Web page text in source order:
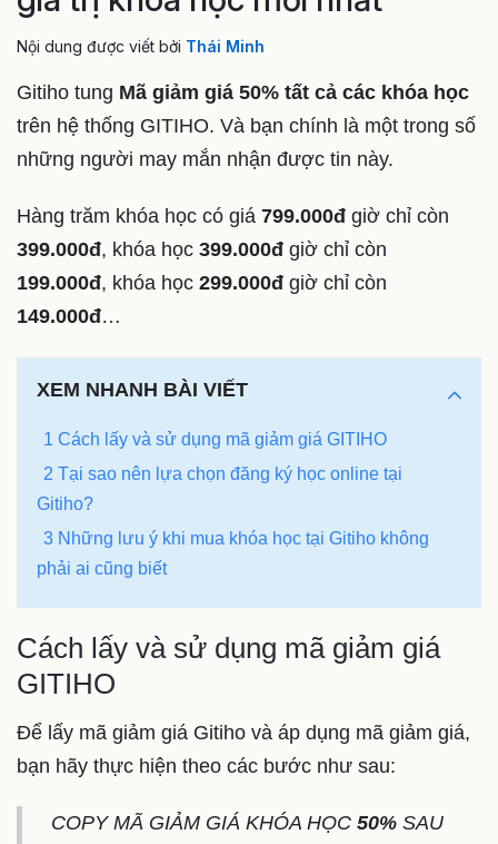
Nội dung được viết bởi Thái Minh
Gitiho tung Mã giảm giá 50% tất cả các khóa học
trên hệ thống GITIHO. Và bạn chính là một trong số
những người may mắn nhận được tin này.
Hàng trăm khóa học có giá 799.000đ giờ chỉ còn
399.000đ, khóa học 399.000đ giờ chỉ còn
199.000đ, khóa học 299.000đ giờ chỉ còn
149.000đ…
XEM NHANH BÀI VIẾT
1 Cách lấy và sử dụng mã giảm giá GITIHO
2 Tại sao nên lựa chọn đăng ký học online tại
Gitiho?
3 Những lưu ý khi mua khóa học tại Gitiho không
phải ai cũng biết
Cách lấy và sử dụng mã giảm giá
GITIHO
Để lấy mã giảm giá Gitiho và áp dụng mã giảm giá,
bạn hãy thực hiện theo các bước như sau:
COPY MÃ GIẢM GIÁ KHÓA HỌC 50%SAU